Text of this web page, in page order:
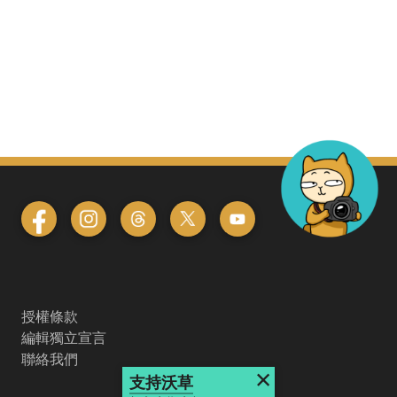
授權條款
編輯獨立宣言
聯絡我們
支持沃草 ×